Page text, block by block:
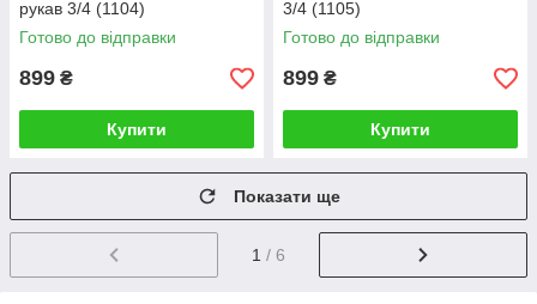
рукав 3/4 (1104)
Готово до відправки
899 ₴
Купити
3/4 (1105)
Готово до відправки
899 ₴
Купити
Показати ще
1 / 6